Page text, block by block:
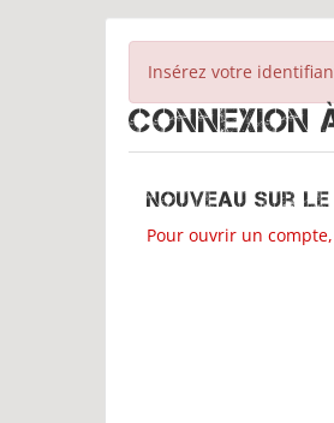
Insérez votre
Nouveau sur le
Pour ouvrir un